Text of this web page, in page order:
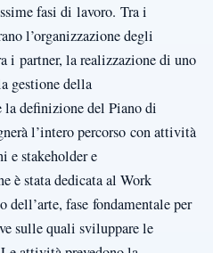
fasi di lavoro. Tra i
l’organizzazione degli
i partner, la realizzazione di uno
gestione della
la definizione del Piano di
l’intero percorso con attività
e stakeholder e
è stata dedicata al Work
fase fondamentale per
sulle quali sviluppare le